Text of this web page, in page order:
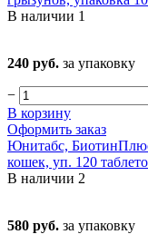
В наличии 1
240 руб. за упаковку
−
В корзину
Оформить заказ
Юнитабс,
кошек, уп. 120
В наличии 2
580 руб. за упаковку